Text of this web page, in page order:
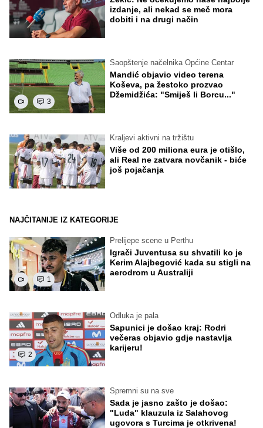
izdanje, ali nekad se meč mora
dobiti i na drugi način
3
Saopštenje načelnika Općine Centar
Mandić objavio video terena
Koševa, pa žestoko prozvao
Džemidžića: "Smiješ li Borcu..."
Kraljevi aktivni na tržištu
Više od 200 miliona eura je otišlo,
ali Real ne zatvara novčanik - biće
još pojačanja
NAJČITANIJE IZ KATEGORIJE
1
Prelijepe scene u Perthu
Igrači Juventusa su shvatili ko je
Kerim Alajbegović kada su stigli na
aerodrom u Australiji
2
Odluka je pala
Sapunici je došao kraj: Rodri
večeras objavio gdje nastavlja
karijeru!
Spremni su na sve
Sada je jasno zašto je došao:
"Luda" klauzula iz Salahovog
ugovora s Turcima je otkrivena!